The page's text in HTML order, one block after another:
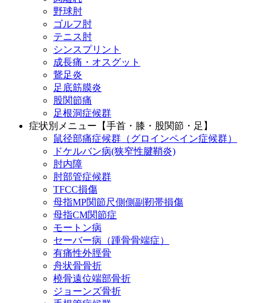
野球肘
ゴルフ肘
テニス肘
シンスプリント
成長痛・オスグット
鵞足炎
足底筋膜炎
股関節痛
足根洞症候群
症状別メニュー【手首・膝・股関節・足】
鼠径部痛症候群（グロインペイン症候群）
ドケルバン病(狭窄性腱鞘炎)
肘内障
肘部管症候群
TFCC損傷
母指MP関節尺側側副靭帯損傷
母指CM関節症
モートン病
セーバー病（踵骨骨端症）
有痛性外脛骨
舟状骨骨折
橈骨遠位端部骨折
ジョーンズ骨折